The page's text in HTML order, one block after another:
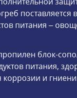
поставляется
питания –
блок-
питания,
и